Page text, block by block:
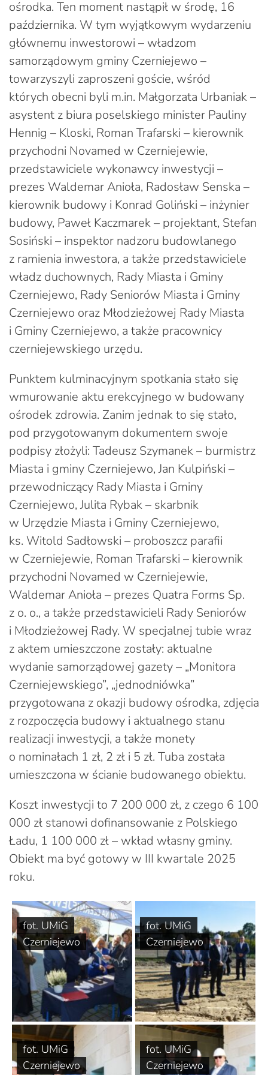
ośrodka. Ten moment nastąpił w środę, 16
października. W tym wyjątkowym wydarzeniu
głównemu inwestorowi – władzom
samorządowym gminy Czerniejewo –
towarzyszyli zaproszeni goście, wśród
których obecni byli m.in. Małgorzata Urbaniak –
asystent z biura poselskiego minister Pauliny
Hennig – Kloski, Roman Trafarski – kierownik
przychodni Novamed w Czerniejewie,
przedstawiciele wykonawcy inwestycji –
prezes Waldemar Anioła, Radosław Senska –
kierownik budowy i Konrad Goliński – inżynier
budowy, Paweł Kaczmarek – projektant, Stefan
Sosiński – inspektor nadzoru budowlanego
z ramienia inwestora, a także przedstawiciele
władz duchownych, Rady Miasta i Gminy
Czerniejewo, Rady Seniorów Miasta i Gminy
Czerniejewo oraz Młodzieżowej Rady Miasta
i Gminy Czerniejewo, a także pracownicy
czerniejewskiego urzędu.
Punktem kulminacyjnym spotkania stało się
wmurowanie aktu erekcyjnego w budowany
ośrodek zdrowia. Zanim jednak to się stało,
pod przygotowanym dokumentem swoje
podpisy złożyli: Tadeusz Szymanek – burmistrz
Miasta i gminy Czerniejewo, Jan Kulpiński –
przewodniczący Rady Miasta i Gminy
Czerniejewo, Julita Rybak – skarbnik
w Urzędzie Miasta i Gminy Czerniejewo,
ks. Witold Sadłowski – proboszcz parafii
w Czerniejewie, Roman Trafarski – kierownik
przychodni Novamed w Czerniejewie,
Waldemar Anioła – prezes Quatra Forms Sp.
z o. o., a także przedstawicieli Rady Seniorów
i Młodzieżowej Rady. W specjalnej tubie wraz
z aktem umieszczone zostały: aktualne
wydanie samorządowej gazety – „Monitora
Czerniejewskiego”, „jednodniówka”
przygotowana z okazji budowy ośrodka, zdjęcia
z rozpoczęcia budowy i aktualnego stanu
realizacji inwestycji, a także monety
o nominałach 1 zł, 2 zł i 5 zł. Tuba została
umieszczona w ścianie budowanego obiektu.
Koszt inwestycji to 7 200 000 zł, z czego 6 100
000 zł stanowi dofinansowanie z Polskiego
Ładu, 1 100 000 zł – wkład własny gminy.
Obiekt ma być gotowy w III kwartale 2025
roku.
fot. UMiG
Czerniejewo
fot. UMiG
Czerniejewo
fot. UMiG
Czerniejewo
fot. UMiG
Czerniejewo